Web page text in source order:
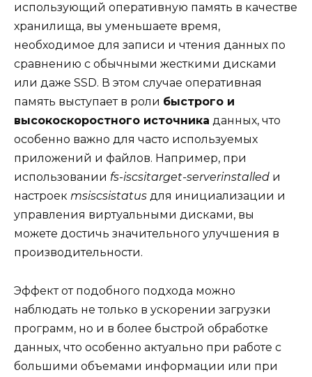
использующий оперативную память в качестве
хранилища, вы уменьшаете время,
необходимое для записи и чтения данных по
сравнению с обычными жесткими дисками
или даже SSD. В этом случае оперативная
память выступает в роли быстрого и
высокоскоростного источника данных, что
особенно важно для часто используемых
приложений и файлов. Например, при
использовании fs-iscsitarget-serverinstalled и
настроек msiscsistatus для инициализации и
управления виртуальными дисками, вы
можете достичь значительного улучшения в
производительности.
Эффект от подобного подхода можно
наблюдать не только в ускорении загрузки
программ, но и в более быстрой обработке
данных, что особенно актуально при работе с
большими объемами информации или при